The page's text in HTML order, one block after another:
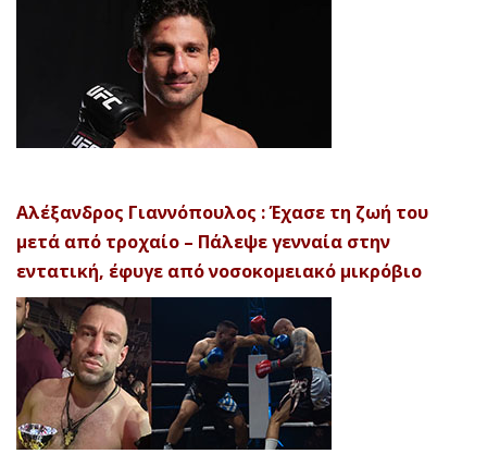
Αλέξανδρος Γιαννόπουλος : Έχασε τη ζωή του
μετά από τροχαίο – Πάλεψε γενναία στην
εντατική, έφυγε από νοσοκομειακό μικρόβιο